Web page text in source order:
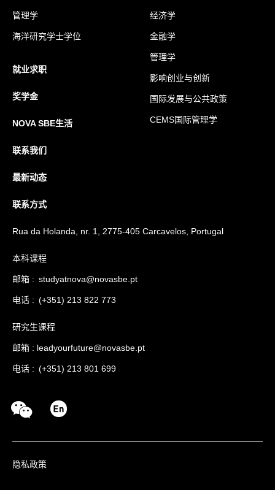
管理学
海洋研究学士学位
就业求职
奖学金
NOVA SBE生活
联系我们
最新动态
经济学
金融学
管理学
影响创业与创新
国际发展与公共政策
CEMS国际管理学
联系方式
Rua da Holanda, nr. 1, 2775-405 Carcavelos, Portugal
本科课程
邮箱 : studyatnova@novasbe.pt
电话 : (+351) 213 822 773
研究生课程
邮箱 : leadyourfuture@novasbe.pt
电话 : (+351) 213 801 699
隐私政策